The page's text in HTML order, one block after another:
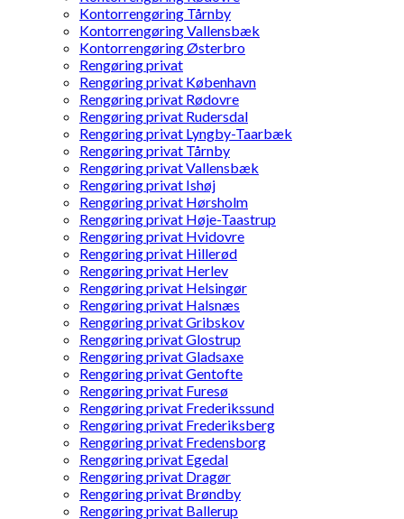
Kontorrengøring Tårnby
Kontorrengøring Vallensbæk
Kontorrengøring Østerbro
Rengøring privat
Rengøring privat København
Rengøring privat Rødovre
Rengøring privat Rudersdal
Rengøring privat Lyngby-Taarbæk
Rengøring privat Tårnby
Rengøring privat Vallensbæk
Rengøring privat Ishøj
Rengøring privat Hørsholm
Rengøring privat Høje-Taastrup
Rengøring privat Hvidovre
Rengøring privat Hillerød
Rengøring privat Herlev
Rengøring privat Helsingør
Rengøring privat Halsnæs
Rengøring privat Gribskov
Rengøring privat Glostrup
Rengøring privat Gladsaxe
Rengøring privat Gentofte
Rengøring privat Furesø
Rengøring privat Frederikssund
Rengøring privat Frederiksberg
Rengøring privat Fredensborg
Rengøring privat Egedal
Rengøring privat Dragør
Rengøring privat Brøndby
Rengøring privat Ballerup